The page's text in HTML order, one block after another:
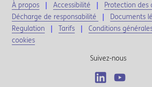
À propos Accessibilité
Protection des
Décharge de responsabilité
Documents
Regulation
Tarifs Conditions
cookies
Suivez-nous